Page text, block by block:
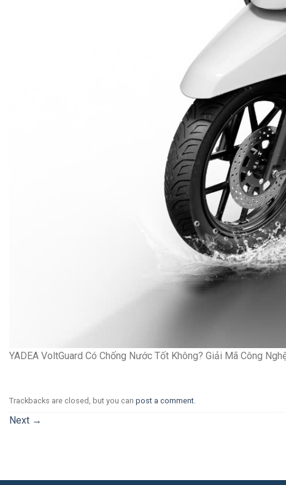
YADEA VoltGuard Có Chống Nước Tốt Không? Giải Mã Công
Trackbacks are closed, but you can post a comment.
Next →